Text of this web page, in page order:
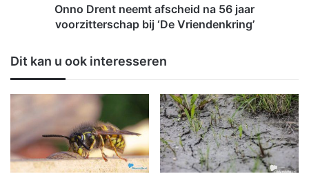
n
l
i
e
n
a
t
a
f
h
e
Onno Drent neemt afscheid na 56 jaar
voorzitterschap bij ‘De Vriendenkring’
Dit kan u ook interesseren